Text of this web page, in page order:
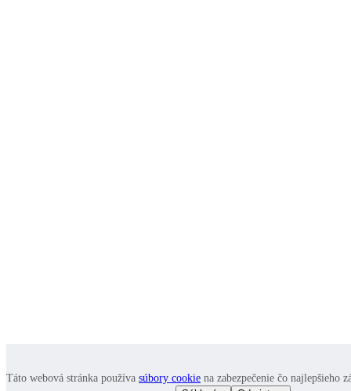
Táto webová stránka používa súbory cookie na zabezpečenie čo najlepšieho